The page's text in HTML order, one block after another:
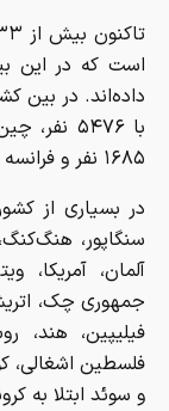
داده‌اند. در بین
۱۶۸۵ نفر و فرانسه با ۶۷۴ نفر بوده است.
در بسیاری از
سنگاپور، هنگ‌کنگ،
آلمان، آمریکا،
جمهوری چک،
فیلیپین، هند،
فلسطین اشغالی،
و سوئد ابتلا به